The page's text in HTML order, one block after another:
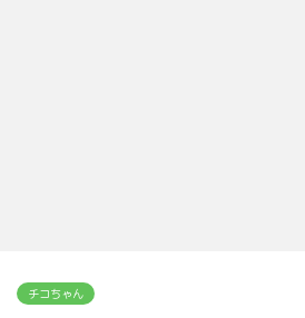
チコちゃん